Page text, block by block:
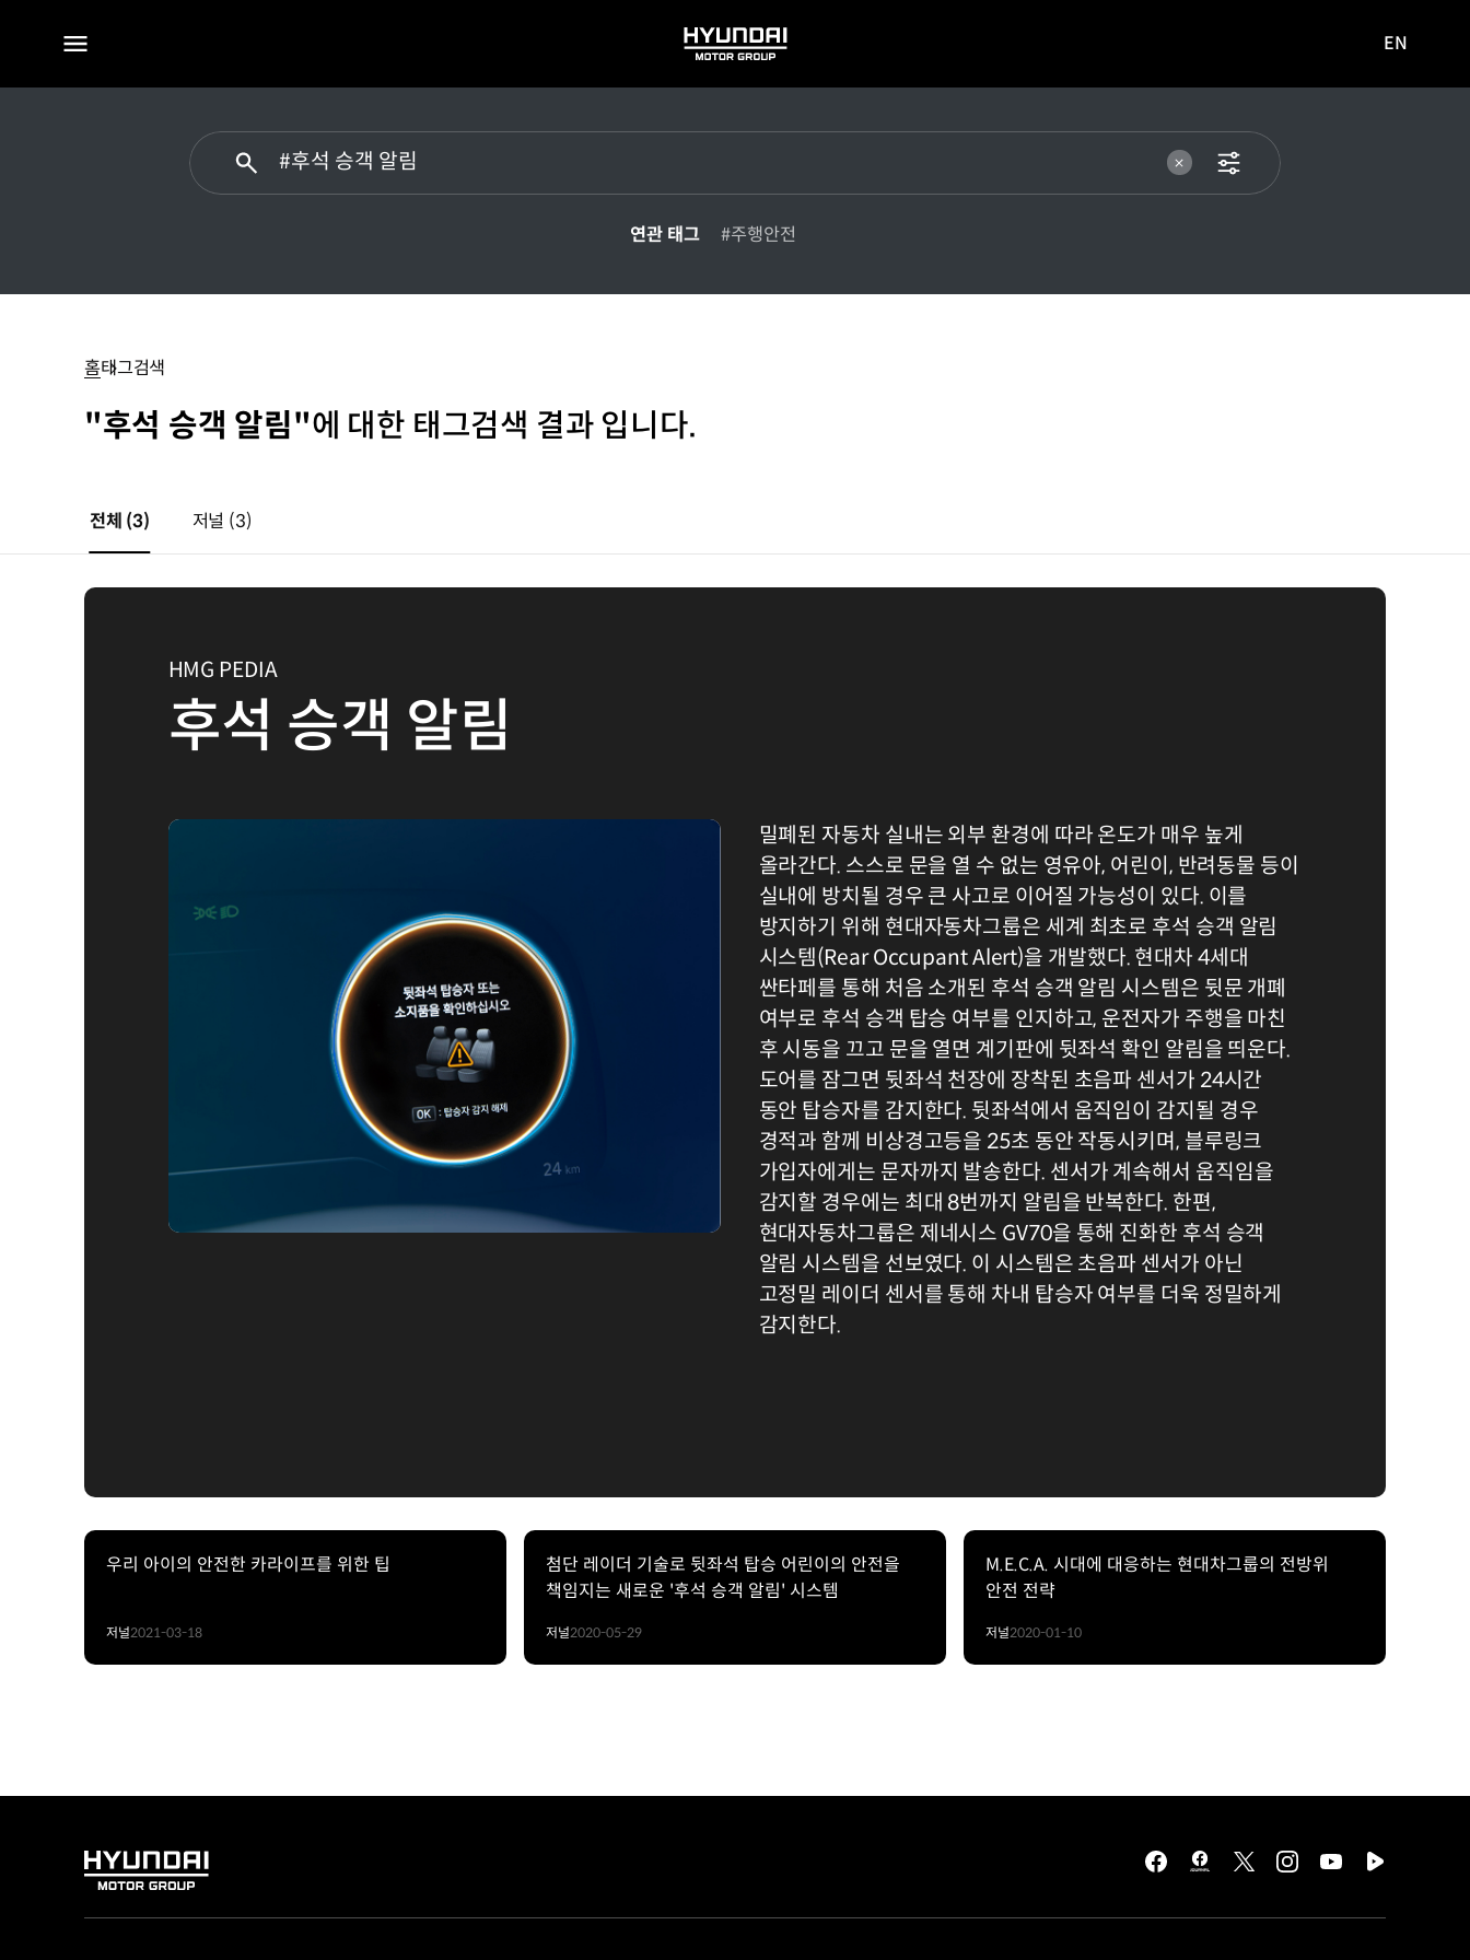
전체
HYUNDAI
MOTOR
사이트로
EN
연관 태그 #주행안전
홈태그검색
"후석 승객 알림"에 대한 태그검색 결과 입니다.
전체 (3) 저널 (3)
HMG PEDIA
후석 승객 알림
밀폐된 자동차 실내는 외부 환경에 따라 온도가 매우 높게
올라간다. 스스로 문을 열 수 없는 영유아, 어린이, 반려동물 등이
실내에 방치될 경우 큰 사고로 이어질 가능성이 있다. 이를
방지하기 위해 현대자동차그룹은 세계 최초로 후석 승객 알림
시스템(Rear Occupant Alert)을 개발했다. 현대차 4세대
싼타페를 통해 처음 소개된 후석 승객 알림 시스템은 뒷문 개폐
여부로 후석 승객 탑승 여부를 인지하고, 운전자가 주행을 마친
후 시동을 끄고 문을 열면 계기판에 뒷좌석 확인 알림을 띄운다.
도어를 잠그면 뒷좌석 천장에 장착된 초음파 센서가 24시간
동안 탑승자를 감지한다. 뒷좌석에서 움직임이 감지될 경우
경적과 함께 비상경고등을 25초 동안 작동시키며, 블루링크
가입자에게는 문자까지 발송한다. 센서가 계속해서 움직임을
감지할 경우에는 최대 8번까지 알림을 반복한다. 한편,
현대자동차그룹은 제네시스 GV70을 통해 진화한 후석 승객
알림 시스템을 선보였다. 이 시스템은 초음파 센서가 아닌
고정밀 레이더 센서를 통해 차내 탑승자 여부를 더욱 정밀하게
감지한다.
우리 아이의 안전한 카라이프를 위한 팁
저널2021-03-18
첨단 레이더 기술로 뒷좌석 탑승 어린이의 안전을
책임지는 새로운 '후석 승객 알림' 시스템
저널2020-05-29
M.E.C.A. 시대에 대응하는 현대차그룹의 전방위
안전 전략
저널2020-01-10
HYUNDAI
GROUP
facebook
hmg
facebook
twitterinstagramyoutubenaver